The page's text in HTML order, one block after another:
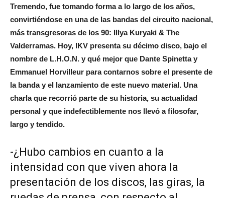
Tremendo, fue tomando forma a lo largo de los años,
convirtiéndose en una de las bandas del circuito nacional,
más transgresoras de los 90: Illya Kuryaki & The
Valderramas. Hoy, IKV presenta su décimo disco, bajo el
nombre de L.H.O.N. y qué mejor que Dante Spinetta y
Emmanuel Horvilleur para contarnos sobre el presente de
la banda y el lanzamiento de este nuevo material. Una
charla que recorrió parte de su historia, su actualidad
personal y que indefectiblemente nos llevó a filosofar,
largo y tendido.
-¿Hubo cambios en cuanto a la
intensidad con que viven ahora la
presentación de los discos, las giras, la